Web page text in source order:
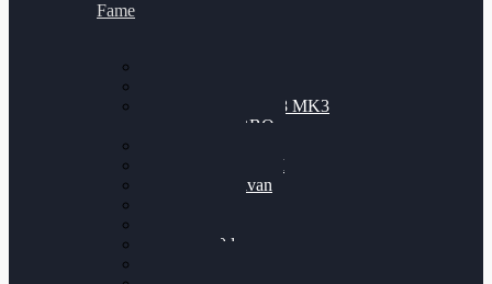
Fame
Nissan GT-R35 3.8 MK3
V6 TWINTURBO
VW Passat 2.0TDI
VW T6 Multivan
BMW 120d